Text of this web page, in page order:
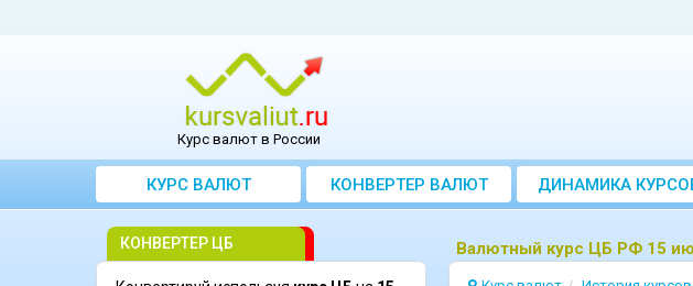
Курс валют в России
КУРС ВАЛЮТ КОНВЕРТЕР ВАЛЮТ ДИНАМИКА
Bалютный курс ЦБ РФ 15
КОНВЕРТЕР ЦБ